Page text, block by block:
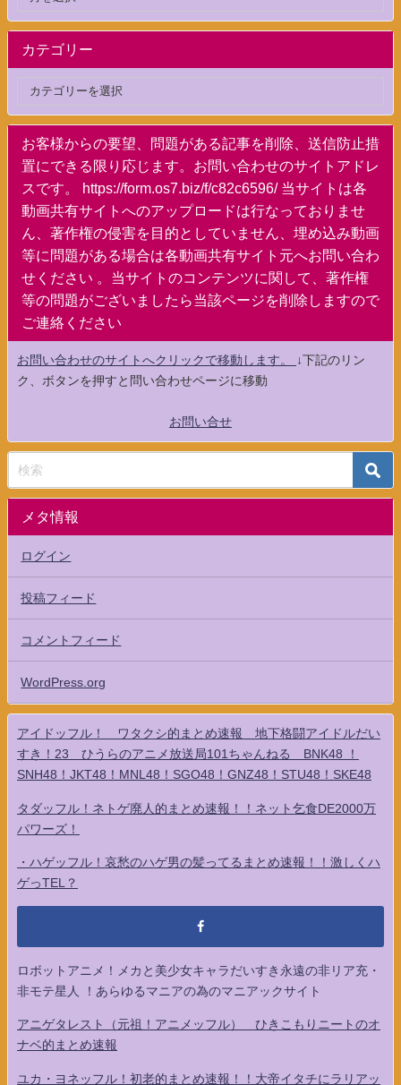
カテゴリー
お客様からの要望、問題がある記事を削除、送信防止措
置にできる限り応じます。お問い合わせのサイトアドレ
スです。 https://form.os7.biz/f/c82c6596/ 当サイトは各
動画共有サイトへのアップロードは行なっておりませ
ん、著作権の侵害を目的としていません、埋め込み動画
等に問題がある場合は各動画共有サイト元へお問い合わ
せください 。当サイトのコンテンツに関して、著作権
等の問題がございましたら当該ページを削除しますので
ご連絡ください
お問い合わせのサイトへクリックで移動します。
↓下記のリン
ク、ボタンを押すと問い合わせページに移動
お問い合せ
メタ情報
ログイン
投稿フィード
コメントフィード
WordPress.org
アイドッフル！ ワタクシ的まとめ速報 地下格闘アイドルだい
すき！23 ひうらのアニメ放送局101ちゃんねる BNK48 ！
SNH48！JKT48！MNL48！SGO48！GNZ48！STU48！SKE48
タダッフル！ネトゲ廃人的まとめ速報！！ネット乞食DE2000万
パワーズ！
・ハゲッフル！哀愁のハゲ男の髪ってるまとめ速報！！激しくハ
ゲっTEL？
ロボットアニメ！メカと美少女キャラだいすき永遠の非リア充・
非モテ星人 ！あらゆるマニアの為のマニアックサイト
アニゲタレスト（元祖！アニメッフル） ひきこもりニートのオ
ナベ的まとめ速報
ユカ・ヨネッフル！初老的まとめ速報！！大帝イタチにラリアッ